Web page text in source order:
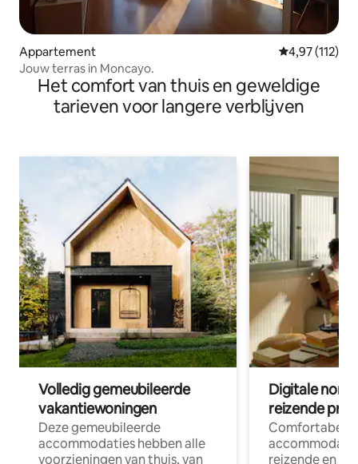
Appartement Gemiddelde
4,97 (112)
Jouw terras in Moncayo.
Het comfort van thuis en geweldige
tarieven voor langere verblijven
Volledig gemeubileerde
vakantiewoningen
Deze gemeubileerde
accommodaties hebben alle
voorzieningen van thuis, van
Digitale
reizende
Comfortabele
reizende en